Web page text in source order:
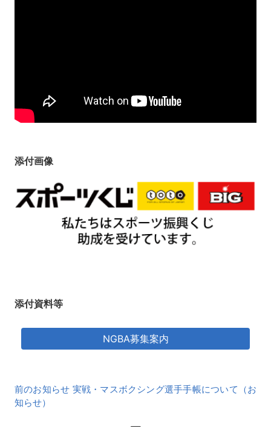
添付画像
添付資料等
NGBA募集案内
後
の
前のお知らせ 実戦・マスボクシング選手手帳について（お
知らせ）